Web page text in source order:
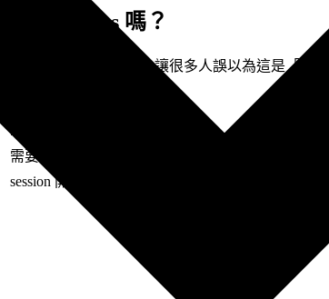
Routines 嗎？
在 Cloud Routines，讓很多人誤以為這是「唯
筆電關機時仍需執行的任務
需要讀本機檔案、本機資料庫的任務
session 開著就夠、實驗性任務